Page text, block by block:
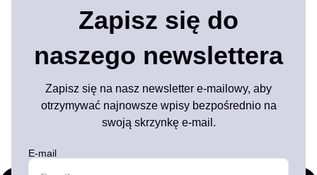
Zapisz się do
naszego newslettera
Zapisz się na nasz newsletter e-mailowy, aby
otrzymywać najnowsze wpisy bezpośrednio na
swoją skrzynkę e-mail.
E-mail